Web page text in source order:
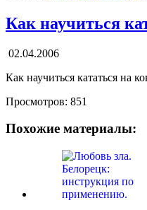
Как научиться
02.04.2006
Как научиться кататься на
Просмотров: 851
Похожие материалы: